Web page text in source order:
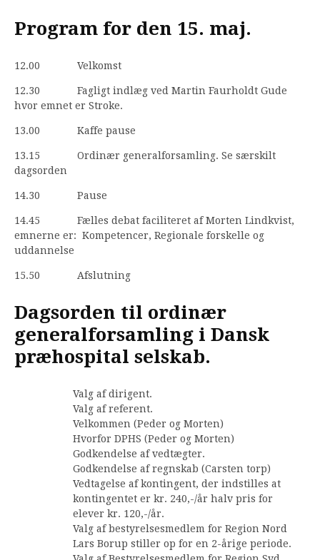
Program for den 15. maj.
12.00 Velkomst
12.30 Fagligt indlæg ved Martin Faurholdt Gude
hvor emnet er Stroke.
13.00 Kaffe pause
13.15 Ordinær generalforsamling. Se særskilt
dagsorden
14.30 Pause
14.45 Fælles debat faciliteret af Morten Lindkvist,
emnerne er: Kompetencer, Regionale forskelle og
uddannelse
15.50 Afslutning
Dagsorden til ordinær
generalforsamling i Dansk
præhospital selskab.
Valg af dirigent.
Valg af referent.
Velkommen (Peder og Morten)
Hvorfor DPHS (Peder og Morten)
Godkendelse af vedtægter.
Godkendelse af regnskab (Carsten torp)
Vedtagelse af kontingent, der indstilles at
kontingentet er kr. 240,-/år halv pris for
elever kr. 120,-/år.
Valg af bestyrelsesmedlem for Region Nord
Lars Borup stiller op for en 2-årige periode.